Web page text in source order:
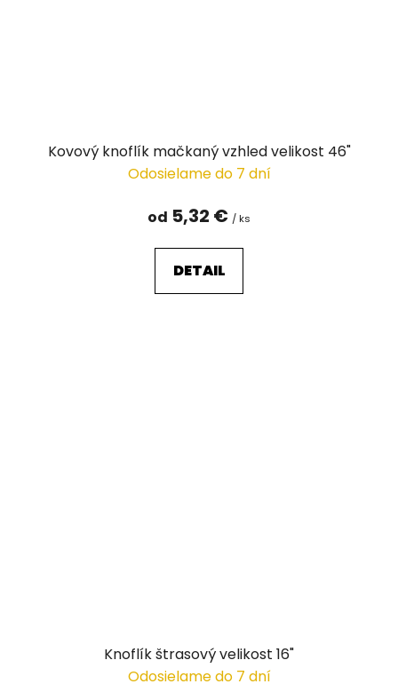
Kovový knoflík mačkaný vzhled velikost 46"
Odosielame do 7 dní
od 5,32 € / ks
DETAIL
Knoflík štrasový velikost 16"
Odosielame do 7 dní